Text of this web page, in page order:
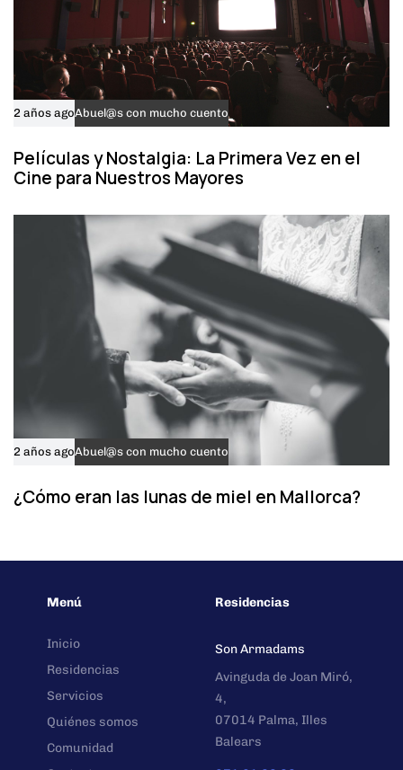
2 años agoAbuel@s con mucho cuento
Películas y Nostalgia: La Primera Vez en el
Cine para Nuestros Mayores
2 años agoAbuel@s con mucho cuento
¿Cómo eran las lunas de miel en Mallorca?
Menú
Inicio
Residencias
Servicios
Quiénes somos
Comunidad
Residencias
Son Armadams
Avinguda de Joan Miró,
4,
07014 Palma, Illes
Balears